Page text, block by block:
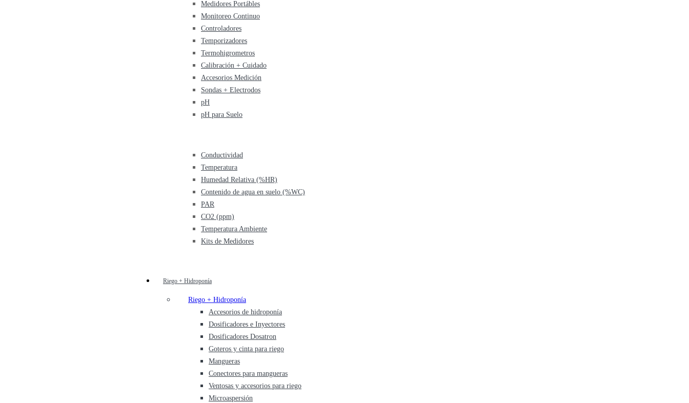
Medidores Portábles
Monitoreo Continuo
Controladores
Temporizadores
Termohigrometros
Calibración + Cuidado
Accesorios Medición
Sondas + Electrodos
pH
pH para Suelo
Conductividad
Temperatura
Humedad Relativa (%HR)
Contenido de agua en suelo (%WC)
PAR
CO2 (ppm)
Temperatura Ambiente
Kits de Medidores
Riego + Hidroponía
Riego + Hidroponía
Accesorios de hidroponía
Dosificadores e Inyectores
Dosificadores Dosatron
Goteros y cinta para riego
Mangueras
Conectores para mangueras
Ventosas y accesorios para riego
Microaspersión